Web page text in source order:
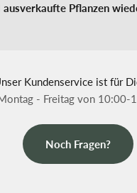
ausverkaufte Pflanzen
Kundenservice ist für
- Freitag von 10:00-
Noch Fragen?